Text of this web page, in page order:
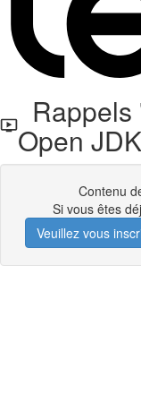
Rappels
Open JDK
Contenu
Si vous êtes
Veuillez vous